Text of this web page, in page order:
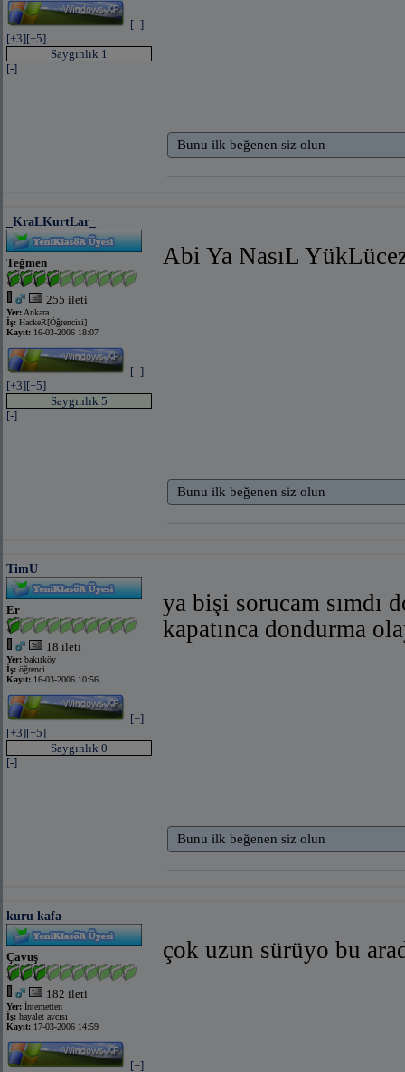
[+]
[+3][+5]
Saygınlık 1
[-]
Bunu ilk beğenen siz olun
_KraLKurtLar_
Teğmen
255 ileti
Yer: Ankara
İş: HackeR[Öğrencisi]
Kayıt: 16-03-2006 18:07
[+]
[+3][+5]
Saygınlık 5
[-]
Abi Ya NasıL
Bunu ilk beğenen siz olun
TimU
Er
18 ileti
Yer: bakırköy
İş: öğrenci
Kayıt: 16-03-2006 10:56
[+]
[+3][+5]
Saygınlık 0
[-]
ya bişi sorucam sımdı
kapatınca dondurma
Bunu ilk beğenen siz olun
kuru kafa
Çavuş
182 ileti
Yer: İnternetten
İş: hayalet avcısı
Kayıt: 17-03-2006 14:59
[+]
çok uzun sürüyo bu